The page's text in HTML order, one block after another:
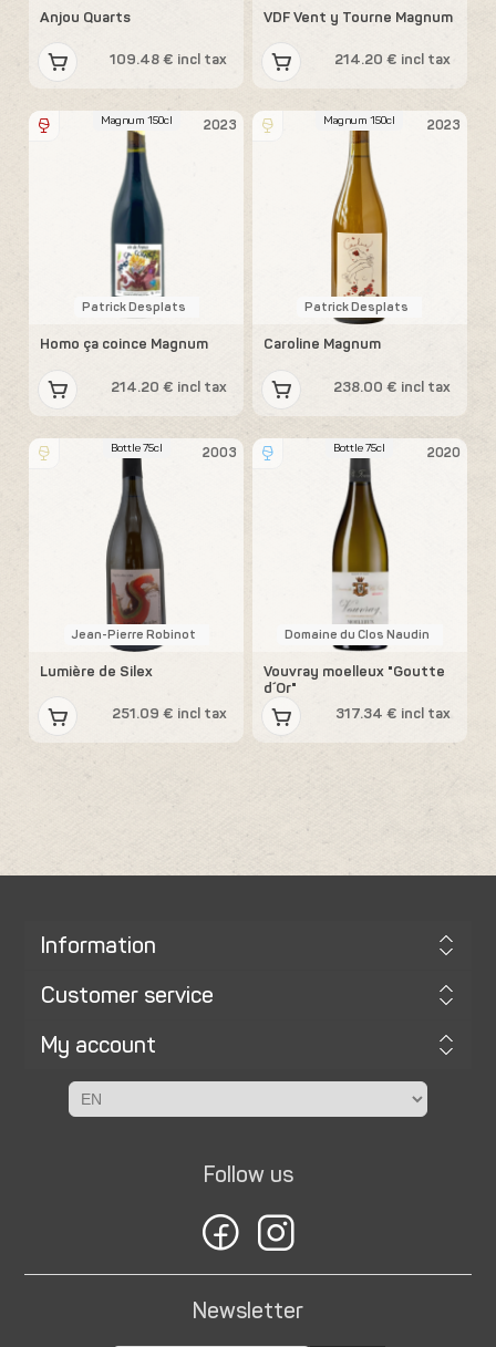
Anjou Quarts
109.48 € incl tax
VDF Vent y Tourne Magnum
214.20 € incl tax
2023
Magnum 150cl
Patrick Desplats
Homo ça coince Magnum
214.20 € incl tax
2023
Magnum 150cl
Patrick Desplats
Caroline Magnum
238.00 € incl tax
2003
Bottle 75cl
Jean-Pierre Robinot
Lumière de Silex
251.09 € incl tax
2020
Bottle 75cl
Domaine du Clos Naudin
Vouvray moelleux "Goutte
d´Or"
317.34 € incl tax
Information
Customer service
My account
Follow us
Newsletter